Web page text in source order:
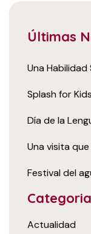
Últimas
Una Habilidad
Splash for
Día de la
Una visita
Festival del
Actualidad